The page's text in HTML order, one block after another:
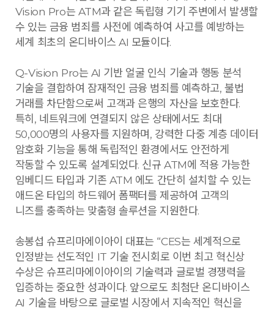
Vision Pro는 ATM과 같은 독립형 기기 주변에서 발생할
수 있는 금융 범죄를 사전에 예측하여 사고를 예방하는
세계 최초의 온디바이스 AI 모듈이다.
Q-Vision Pro는 AI 기반 얼굴 인식 기술과 행동 분석
기술을 결합하여 잠재적인 금융 범죄를 예측하고, 불법
거래를 차단함으로써 고객과 은행의 자산을 보호한다.
특히, 네트워크에 연결되지 않은 상태에서도 최대
50,000명의 사용자를 지원하며, 강력한 다중 계층 데이터
암호화 기능을 통해 독립적인 환경에서도 안전하게
작동할 수 있도록 설계되었다. 신규 ATM에 적용 가능한
임베디드 타입과 기존 ATM 에도 간단히 설치할 수 있는
애드온 타입의 하드웨어 폼팩터를 제공하여 고객의
니즈를 충족하는 맞춤형 솔루션을 지원한다.
송봉섭 슈프리마에이아이 대표는 “CES는 세계적으로
인정받는 선도적인 IT 기술 전시회로 이번 최고 혁신상
수상은 슈프리마에이아이의 기술력과 글로벌 경쟁력을
입증하는 중요한 성과이다. 앞으로도 최첨단 온디바이스
AI 기술을 바탕으로 글로벌 시장에서 지속적인 혁신을